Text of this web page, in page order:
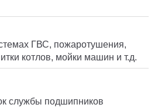
ГВС, пожаротушения,
котлов, мойки машин и т.д.
службы подшипников